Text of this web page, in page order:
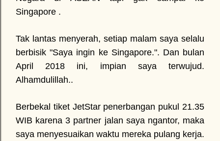
Singapore .
Tak lantas menyerah, setiap malam saya selalu
berbisik "Saya ingin ke Singapore.". Dan bulan
April 2018 ini, impian saya terwujud.
Alhamdulillah..
Berbekal tiket JetStar penerbangan pukul 21.35
WIB karena 3 partner jalan saya ngantor, maka
saya menyesuaikan waktu mereka pulang kerja.